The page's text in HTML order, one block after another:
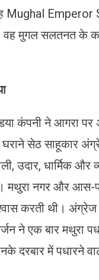
Mughal Emperor
वह मुगल सलतनत के
कंपनी ने आगरा
सेठ साहूकार
उदार, धार्मिक
नगर और आस-
करती थी। अंग्रेज
ने एक बार
दरबार में पधारने